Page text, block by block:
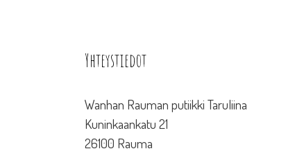
Yhteystiedot
Wanhan Rauman putiikki Taruliina
Kuninkaankatu 21
26100 Rauma